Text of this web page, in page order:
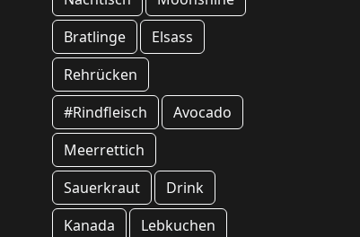
Bratlinge
Elsass
Rehrücken
#Rindfleisch
Avocado
Meerrettich
Sauerkraut
Drink
Kanada
Lebkuchen